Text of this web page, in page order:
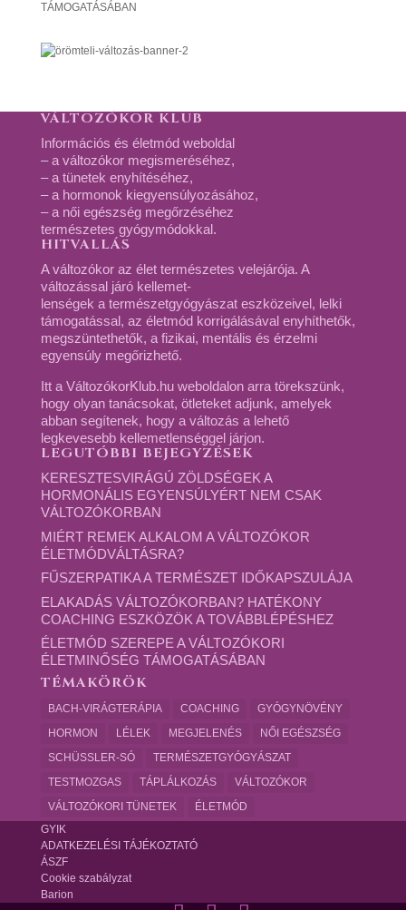
TÁMOGATÁSÁBAN
VÁLTOZÓKOR KLUB
Információs és életmód weboldal
– a változókor megismeréséhez,
– a tünetek enyhítéséhez,
– a hormonok kiegyensúlyozásához,
– a női egészség megőrzéséhez
természetes gyógymódokkal.
HITVALLÁS
A változókor az élet természetes velejárója. A
változással járó kellemet-
lenségek a természetgyógyászat eszközeivel, lelki
támogatással, az életmód korrigálásával enyhíthetők,
megszüntethetők, a fizikai, mentális és érzelmi
egyensúly megőrizhető.
Itt a VáltozókorKlub.hu weboldalon arra törekszünk,
hogy olyan tanácsokat, ötleteket adjunk, amelyek
abban segítenek, hogy a változás a lehető
legkevesebb kellemetlenséggel járjon.
LEGUTÓBBI BEJEGYZÉSEK
KERESZTESVIRÁGÚ ZÖLDSÉGEK A
HORMONÁLIS EGYENSÚLYÉRT NEM CSAK
VÁLTOZÓKORBAN
MIÉRT REMEK ALKALOM A VÁLTOZÓKOR
ÉLETMÓDVÁLTÁSRA?
FŰSZERPATIKA A TERMÉSZET IDŐKAPSZULÁJA
ELAKADÁS VÁLTOZÓKORBAN? HATÉKONY
COACHING ESZKÖZÖK A TOVÁBBLÉPÉSHEZ
ÉLETMÓD SZEREPE A VÁLTOZÓKORI
ÉLETMINŐSÉG TÁMOGATÁSÁBAN
TÉMAKÖRÖK
BACH-VIRÁGTERÁPIA COACHING
GYÓGYNÖVÉNY
HORMON
LÉLEK MEGJELENÉS
NŐI EGÉSZSÉG
SCHÜSSLER-SÓ
TERMÉSZETGYÓGYÁSZAT
TESTMOZGAS
TÁPLÁLKOZÁS
VÁLTOZÓKOR
VÁLTOZÓKORI TÜNETEK
ÉLETMÓD
GYIK
ADATKEZELÉSI TÁJÉKOZTATÓ
ÁSZF
Cookie szabályzat
Barion